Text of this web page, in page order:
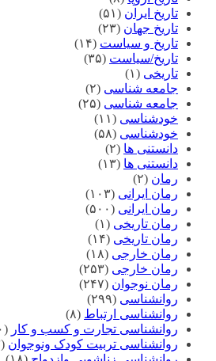
تاریخ ایران (۵۱)
تاریخ جهان (۲۳)
تاریخ و سیاست (۱۴)
تاریخ/سیاست (۳۵)
تاریخی (۱)
جامعه شناسی (۲)
جامعه شناسی (۲۵)
خودشناسی (۱۱)
خودشناسی (۵۸)
دانستنی ها (۲)
دانستنی ها (۱۳)
رمان (۲)
رمان ایرانی (۱۰۳)
رمان ایرانی (۵۰۰)
رمان تاریخی (۱)
رمان تاریخی (۱۴)
رمان خارجی (۱۸)
رمان خارجی (۲۵۳)
رمان نوجوان (۲۴۷)
روانشناسی (۲۹۹)
روانشناسی ارتباط (۸)
روانشناسی تجارت و کسب و کار (۱۰)
روانشناسی تربیت کودک ونوجوان (۲۳)